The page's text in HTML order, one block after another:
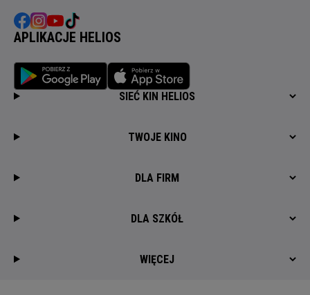
APLIKACJE HELIOS
SIEĆ KIN HELIOS
TWOJE KINO
DLA FIRM
DLA SZKÓŁ
WIĘCEJ